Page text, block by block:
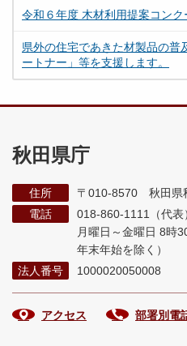
令和６年度 木材利用提案コン
県外の住宅であきた材製品の普
ートナー」等を支援します。
秋田県庁
住所
〒010-8570 秋田県
電話
018-860-1111（代表
月曜日～金曜日 8時
年末年始を除く）
法人番号
1000020050008
アクセス 部署別電